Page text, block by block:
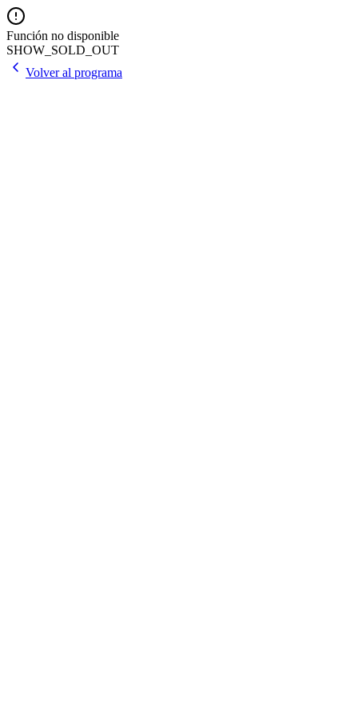
Función no disponible
SHOW_SOLD_OUT
Volver al programa